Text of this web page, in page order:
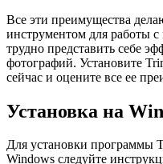
Все эти преимущества
инструментом для работы с
трудно представить себе
фотографий. Установите
сейчас и оцените все ее
Установка на
Для установки программы
Windows следуйте